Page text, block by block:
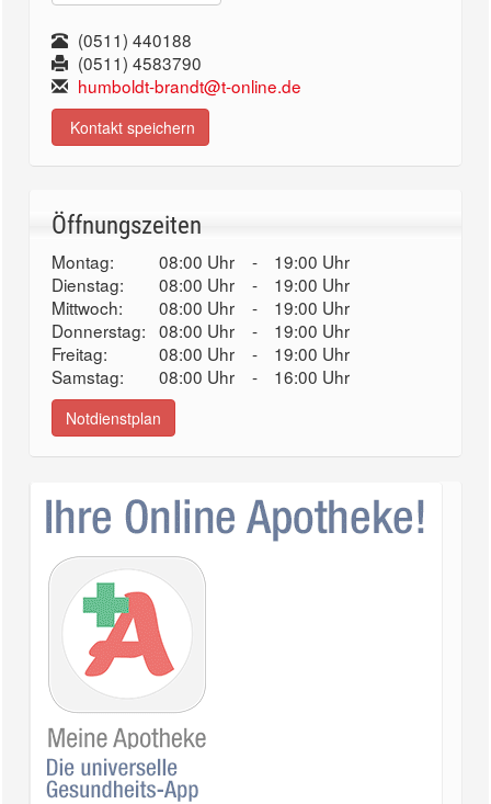
(0511) 440188
(0511) 4583790
humboldt-brandt@t-online.de
Kontakt speichern
Öffnungszeiten
Montag: 08:00 Uhr -
19:00 Uhr
Dienstag:
08:00 Uhr -
19:00 Uhr
Mittwoch:
08:00 Uhr -
19:00 Uhr
Donnerstag: 08:00 Uhr -
19:00 Uhr
Freitag:
08:00 Uhr -
19:00 Uhr
Samstag:
08:00 Uhr - 16:00 Uhr
Notdienstplan